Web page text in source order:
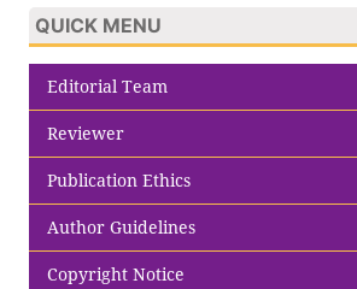
QUICK MENU
Editorial Team
Reviewer
Publication Ethics
Author Guidelines
Copyright Notice